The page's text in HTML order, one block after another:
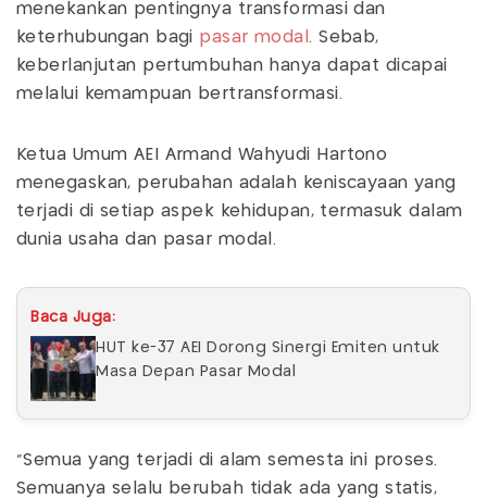
menekankan pentingnya transformasi dan
keterhubungan bagi pasar modal. Sebab,
keberlanjutan pertumbuhan hanya dapat dicapai
melalui kemampuan bertransformasi.
Ketua Umum AEI Armand Wahyudi Hartono
menegaskan, perubahan adalah keniscayaan yang
terjadi di setiap aspek kehidupan, termasuk dalam
dunia usaha dan pasar modal.
Baca Juga:
HUT ke-37 AEI Dorong Sinergi Emiten untuk
Masa Depan Pasar Modal
"Semua yang terjadi di alam semesta ini proses.
Semuanya selalu berubah tidak ada yang statis,